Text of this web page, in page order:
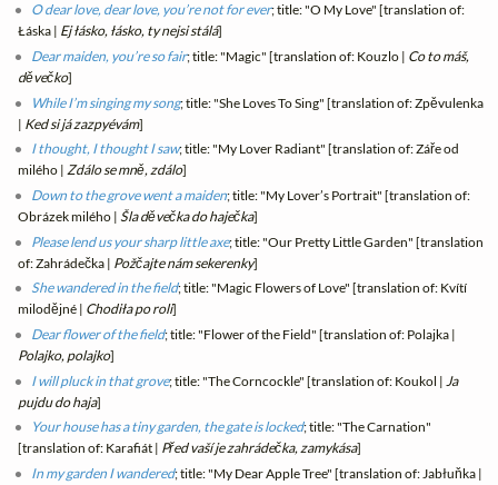
O dear love, dear love, you’re not for ever; title: "O My Love" [translation of:
Łáska | Ej łásko, łásko, ty nejsi stálá]
Dear maiden, you’re so fair; title: "Magic" [translation of: Kouzlo | Co to máš,
děvečko]
While I’m singing my song; title: "She Loves To Sing" [translation of: Zpěvulenka
| Ked si já zazpyévám]
I thought, I thought I saw; title: "My Lover Radiant" [translation of: Záře od
milého |Zdálo se mně, zdálo]
Down to the grove went a maiden; title: "My Lover’s Portrait" [translation of:
Obrázek milého |Šla děvečka do haječka]
Please lend us your sharp little axe; title: "Our Pretty Little Garden" [translation
of: Zahrádečka | Požčajte nám sekerenky]
She wandered in the field; title: "Magic Flowers of Love" [translation of: Kvítí
milodějné | Chodiła po roli]
Dear flower of the field; title: "Flower of the Field" [translation of: Polajka |
Polajko, polajko]
I will pluck in that grove; title: "The Corncockle" [translation of: Koukol | Ja
pujdu do haja]
Your house has a tiny garden, the gate is locked; title: "The Carnation"
[translation of: Karafiát | Před vaší je zahrádečka, zamykása]
In my garden I wandered; title: "My Dear Apple Tree" [translation of: Jabłuňka |